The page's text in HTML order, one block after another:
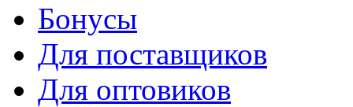
Бонусы
Для поставщиков
Для оптовиков